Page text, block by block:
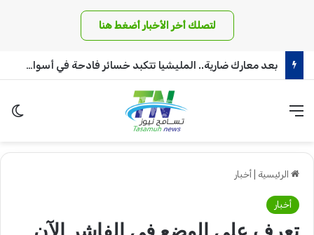
لتصلك أخر الأخبار أضغط هنا
بعد معارك ضارية.. المليشيا تتكبد خسائر فادحة في أسوار بئر سليبة بغرب دافور
القائمة
الرئيسية أخبار
أخبار